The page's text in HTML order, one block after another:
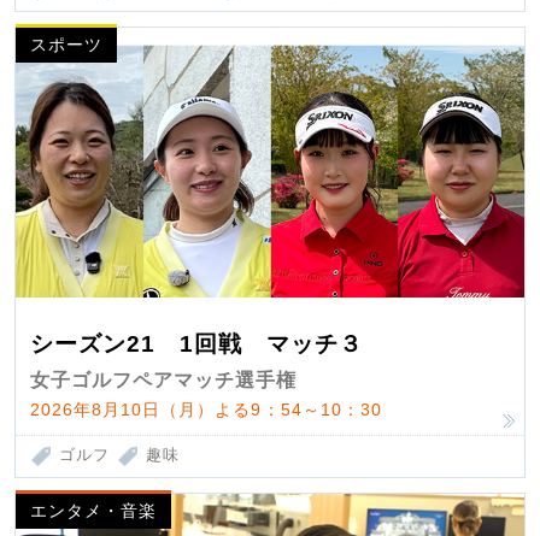
スポーツ
シーズン21 1回戦 マッチ３
女子ゴルフペアマッチ選手権
2026年8月10日（月）よる9：54～10：30
ゴルフ 趣味
エンタメ・音楽